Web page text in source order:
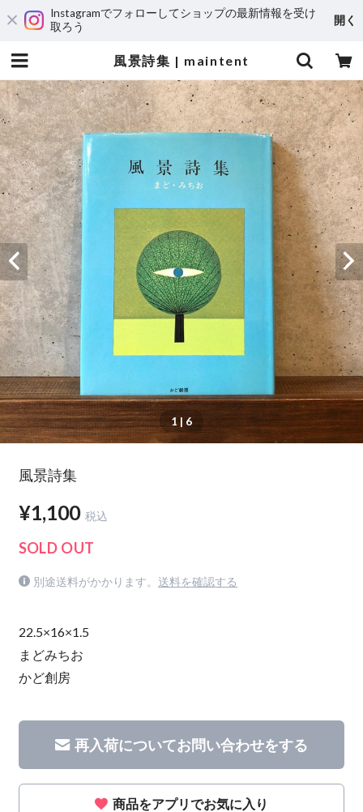
Instagramでフォローしてショップの最新情報を受け
取ろう
開く
風景詩集 | maintent
1 | 6
風景詩集
¥1,100 税込
SOLD OUT
別途送料がかかります。 送料を確認する
22.5×16×1.5
まどみちお
かど創房
再入荷についてお問い合わせをする
商品をアプリでお気に入り